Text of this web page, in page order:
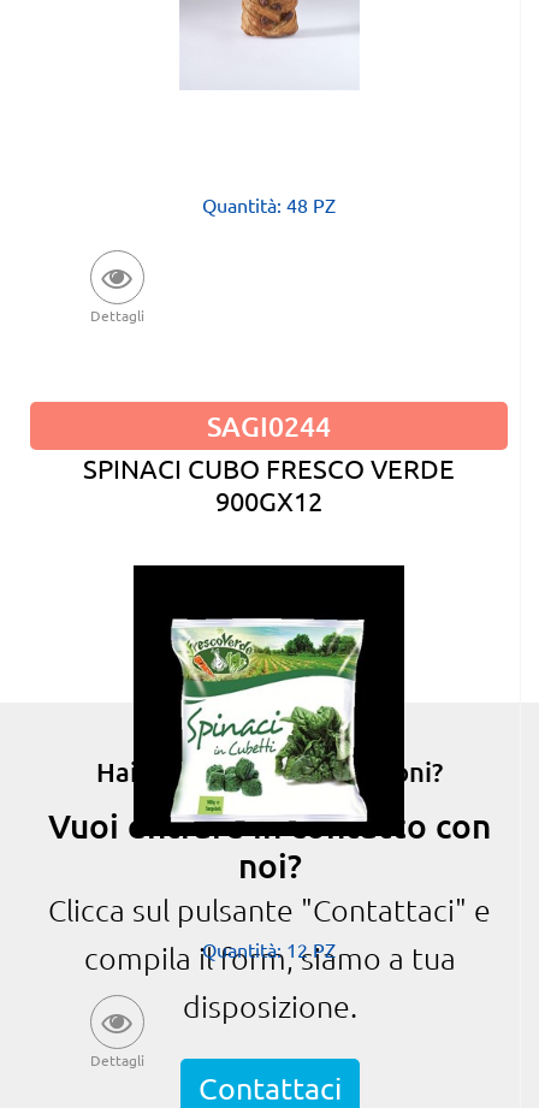
Quantità: 48 PZ
Dettagli
SAGI0244
SPINACI CUBO FRESCO VERDE
900GX12
Quantità: 12 PZ
Dettagli
Hai bisogno di informazioni?
Vuoi entrare in contatto con
noi?
Clicca sul pulsante "Contattaci" e
compila il form, siamo a tua
disposizione.
Contattaci